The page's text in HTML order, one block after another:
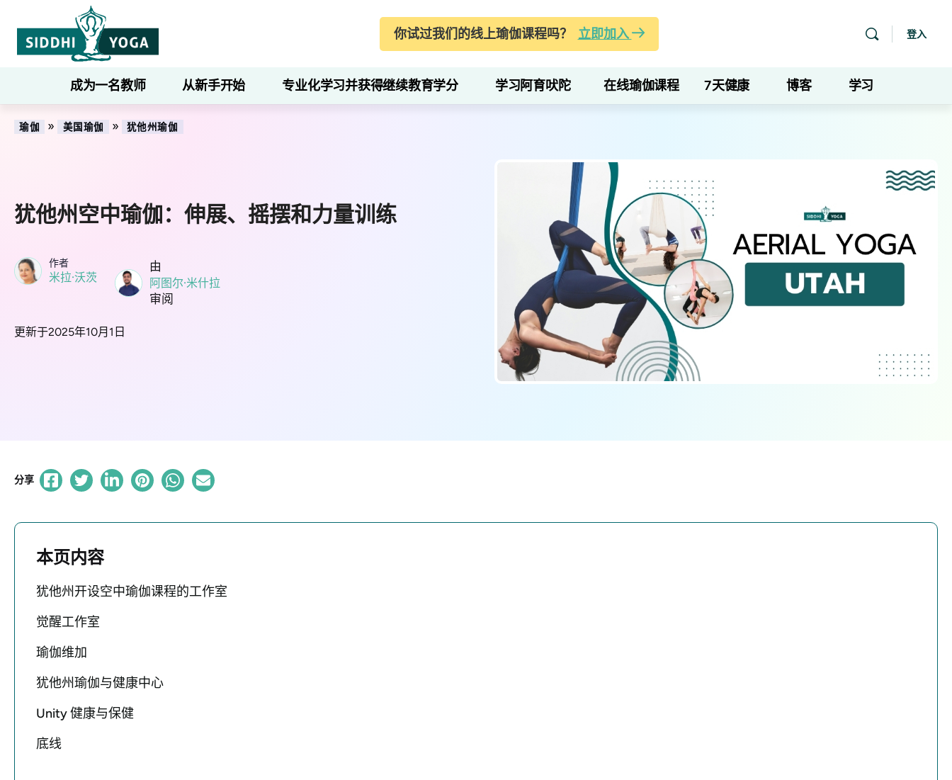
你试过我们的线上瑜伽课程吗？ 立即加入 登入
成为一名教师 从新手开始 专业化学习并获得继续教育学分 学习阿育吠陀 在线瑜伽课程 7天健康 博客 学习
瑜伽 » 美国瑜伽 » 犹他州瑜伽
犹他州空中瑜伽：伸展、摇摆和力量训练
作者
米拉·沃茨
由
阿图尔·米什拉
审阅
更新于2025年10月1日
分享
本页内容
犹他州开设空中瑜伽课程的工作室
觉醒工作室
瑜伽维加
犹他州瑜伽与健康中心
Unity 健康与保健
底线